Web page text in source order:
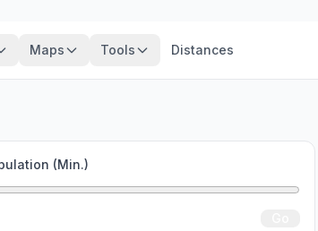
Maps Tools Distances
(Min.)